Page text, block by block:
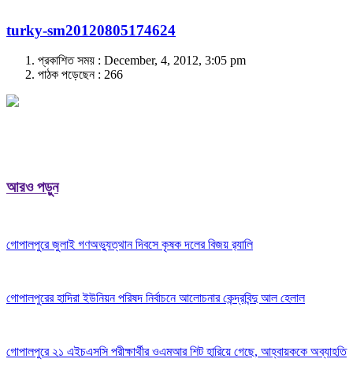
turky-sm20120805174624
প্রকাশিত সময় : December, 4, 2012, 3:05 pm
পাঠক পড়েছেন : 266
আরও পড়ুন
গোপালপুরে জুলাই গণঅভ্যুত্থান দিবসে কৃষক দলের বিজয় র‍্যালি
গোপালপুরের হাদিরা ইউনিয়ন পরিষদ নির্বাচনে আলোচনার কেন্দ্রবিন্দু আল হেলাল
গোপালপুরে ২১ এইচএসসি পরীক্ষার্থীর ওএমআর শিট হারিয়ে গেছে, আহ্বায়ককে অব্যাহতি